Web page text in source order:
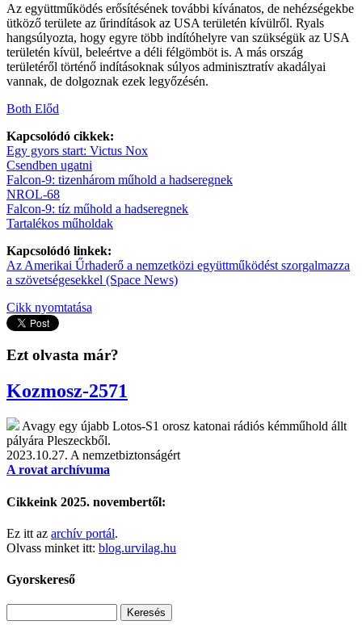
Az együttműködés erősítésének további kívánatos, de nehézségekbe
ütköző területe az űrindítások az USA területén kívülről. Ryals
hangsúlyozta, hogy egyre több indítóhelyre van szükségük az USA
területén kívül, beleértve a déli félgömböt is. A más ország
területéről történő indításoknak súlyos adminisztratív akadályai
vannak, de dolgoznak ezek legyőzésén.
Both Előd
Kapcsolódó cikkek:
Egy gyors start: Victus Nox
Csendben ugatni
Falcon-9: tizenhárom műhold a hadseregnek
NROL-68
Falcon-9: tíz műhold a hadseregnek
Tartalékos műholdak
Kapcsolódó linkek:
Az Amerikai Űrhaderő a nemzetközi együttműködést szorgalmazza
a szövetségesekkel (Space News)
Cikk nyomtatása
Ezt olvasta már?
Kozmosz-2571
Avagy egy újabb Lotos-S1 orosz katonai rádiós kémműhold állt
pályára Pleszeckből.
2023.10.27. A nemzetbiztonságért
A rovat archívuma
Cikkeink 2025. novembertől:
Ez itt az archív portál.
Olvass minket itt: blog.urvilag.hu
Gyorskereső